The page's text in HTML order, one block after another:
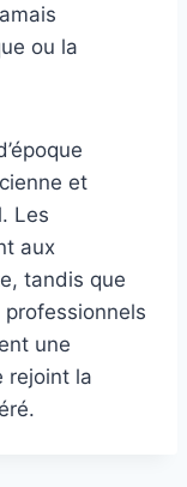
ou la
et
Les
aux
tandis que
une
rejoint la